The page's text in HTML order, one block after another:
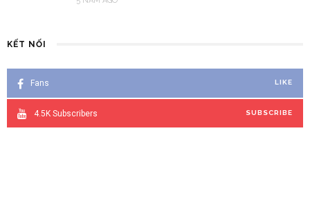
KẾT NỐI
Fans LIKE
4.5K Subscribers SUBSCRIBE